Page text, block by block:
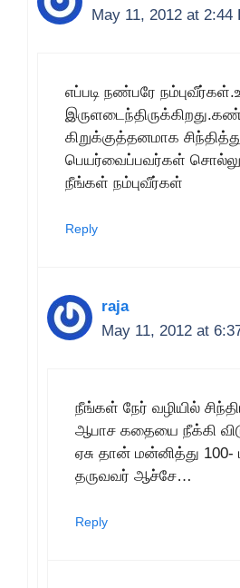
May 11, 2012 at 2:44
எப்படி நண்பரே
கிறுக்குத்தனமாக
பெயர்வைப்பவர்கள்
நீங்கள் நம்புவீர்கள்
Reply
raja
May 11, 2012 at
நீங்கள் நேர் வழியில்
ஆபாச கதையை நீக்கி
ஏசு தான் மன்னித்து
தருவவர் ஆச்சே…
Reply